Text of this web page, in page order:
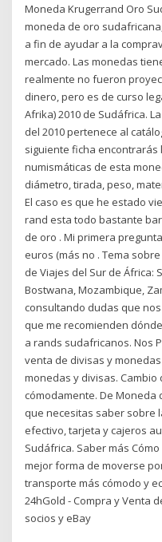
Moneda Krugerrand Oro
moneda de oro
a fin de ayudar a la
mercado. Las monedas
realmente no fueron
dinero, pero es de curso
Afrika) 2010 de Sudáfrica.
del 2010 pertenece al
siguiente ficha
numismáticas de esta
diámetro, tirada, peso,
El caso es que he estado
rand esta todo bastante
de oro . Mi primera
euros (más no . Tema
de Viajes del Sur de África:
Bostwana, Mozambique,
consultando dudas que
que me recomienden
a rands sudafricanos. Nos
venta de divisas y
monedas y divisas.
cómodamente. De Moneda
que necesitas saber sobre
efectivo, tarjeta y cajeros
Sudáfrica. Saber más
mejor forma de moverse
transporte más cómodo y
24hGold - Compra y Venta
socios y eBay